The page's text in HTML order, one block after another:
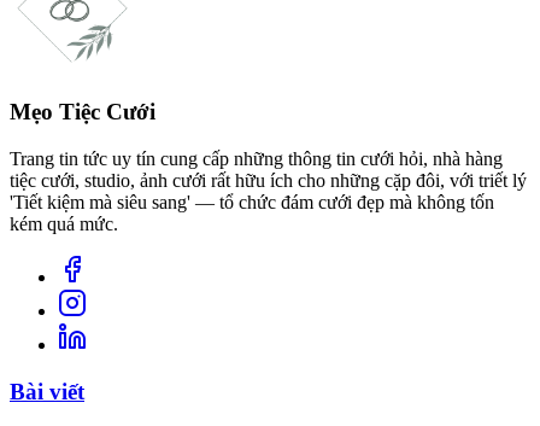
Mẹo Tiệc Cưới
Trang tin tức uy tín cung cấp những thông tin cưới hỏi, nhà hàng
tiệc cưới, studio, ảnh cưới rất hữu ích cho những cặp đôi, với triết lý
'Tiết kiệm mà siêu sang' — tổ chức đám cưới đẹp mà không tốn
kém quá mức.
Bài viết